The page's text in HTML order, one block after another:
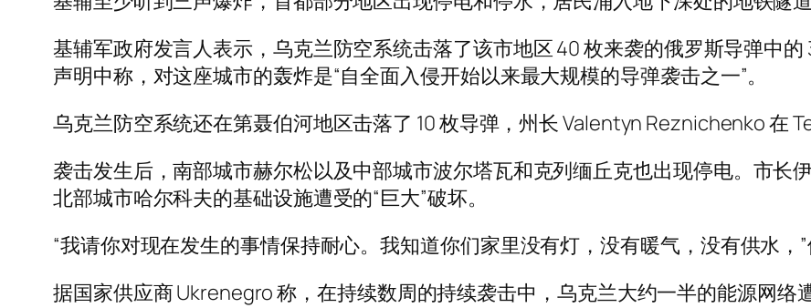
基辅军政府发言人表示，乌克兰防空系统击落了该市地区 40 枚来袭的俄罗斯导弹中
声明中称，对这座城市的轰炸是“自全面入侵开始以来最大规模的导弹袭击之一”。
乌克兰防空系统还在第聂伯河地区击落了 10 枚导弹，州长 Valentyn Reznichenko 在
袭击发生后，南部城市赫尔松以及中部城市波尔塔瓦和克列缅丘克也出现停电。市长
北部城市哈尔科夫的基础设施遭受的“巨大”破坏。
“我请你对现在发生的事情保持耐心。我知道你们家里没有灯，没有暖气，没有供水，”
据国家供应商 Ukrenegro 称，在持续数周的持续袭击中，乌克兰大约一半的能源网络